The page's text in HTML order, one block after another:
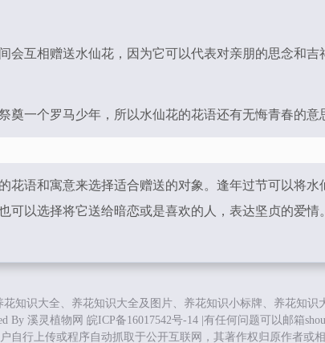
会互相赠送水仙花，因为它可以代表对亲朋的思念和吉
奠一个罗马少年，所以水仙花的花语还有无悔青春的意
花语和寓意来选择适合赠送的对象。逢年过节可以将水
可以选择将它送给暗恋或是喜欢的人，表达坚贞的爱情。
花知识大全、养花知识大全及图片、养花知识小标牌、养花知识
By 溪灵植物网 皖ICP备16017542号-14 |有任何问题可以邮箱
自行上传或程序自动抓取于公开互联网，其著作权归原作者或